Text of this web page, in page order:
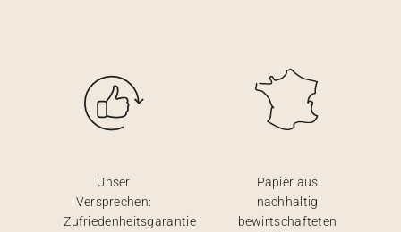
Unser
Versprechen:
Zufriedenheitsgarantie
Papier aus
nachhaltig
bewirtschafteten